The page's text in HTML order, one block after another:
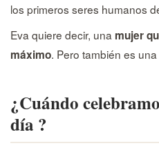
los primeros seres humanos
Eva quiere decir, una mujer
máximo. Pero también es una
¿Cuándo
día ?